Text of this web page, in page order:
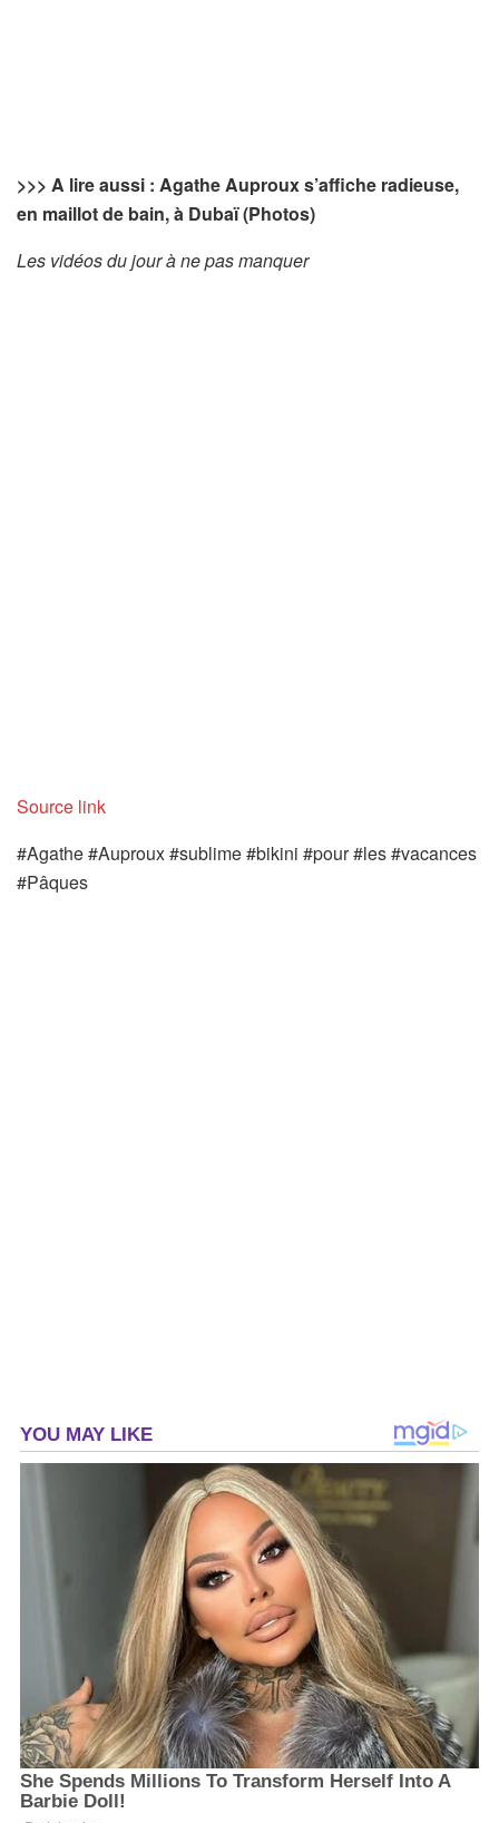
>>> A lire aussi : Agathe Auproux s’affiche radieuse,
en maillot de bain, à Dubaï (Photos)
Les vidéos du jour à ne pas manquer
Source link
#Agathe #Auproux #sublime #bikini #pour #les #vacances
#Pâques